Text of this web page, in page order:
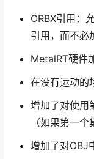
ORBX引用：
引用，而不必
MetalRT硬件
在没有运动的
增加了对使用
（如果第一
增加了对OBJ